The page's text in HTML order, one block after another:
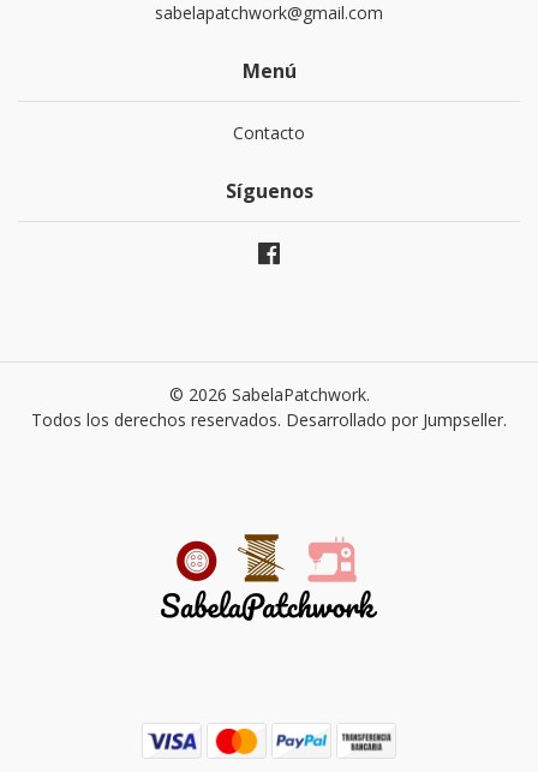
sabelapatchwork@gmail.com
Menú
Contacto
Síguenos
© 2026 SabelaPatchwork.
Todos los derechos reservados. Desarrollado por Jumpseller.